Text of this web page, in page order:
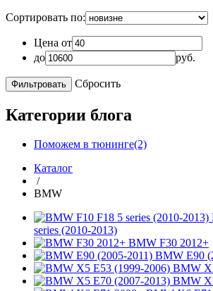
Сортировать по:
Цена от
до
руб.
Сбросить
Категории блога
Поможем в тюнинге(2)
Каталог
/
BMW
series (2010-2013)
BMW F30 2012+
BMW E90
BMW
BMW